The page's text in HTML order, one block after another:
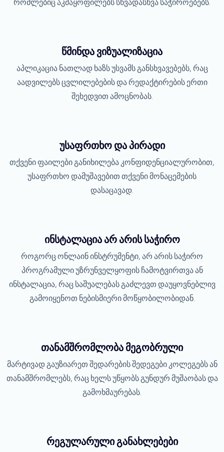
წმინდა ვიზუალიზაცია
აპლიკაცია ნათლად ხაზს უსვამს განსხვავებებს, რაც
აადვილებს ცვლილებების და რედაქტირების ერთი
შეხედვით ამოცნობას.
უსაფრთხო და პირადი
თქვენი ფაილები განიხილება კონფიდენციალურობით,
უსაფრთხო დამუშავებით თქვენი მონაცემების
დასაცავად.
ინსტალაცია არ არის საჭირო
როგორც ონლაინ ინსტრუმენტი, არ არის საჭირო
პროგრამული უზრუნველყოფის ჩამოტვირთვა ან
ინსტალაცია, რაც საშუალებას გაძლევთ დაუყოვნებლივ
გამოიყენოთ ნებისმიერი მოწყობილობიდან.
თანამშრომლობა მეგობრული
მარტივად გაუზიარეთ შედარების შედეგები კოლეგებს ან
თანამშრომლებს, რაც ხელს უწყობს გუნდურ მუშაობას და
გამოხმაურებას.
რეგულარული განახლებები